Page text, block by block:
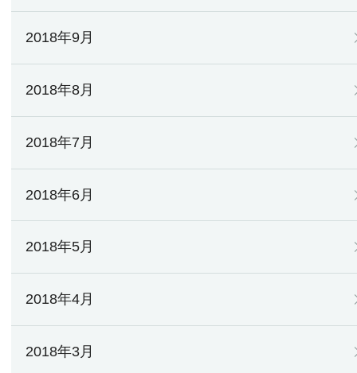
2018年9月
2018年8月
2018年7月
2018年6月
2018年5月
2018年4月
2018年3月